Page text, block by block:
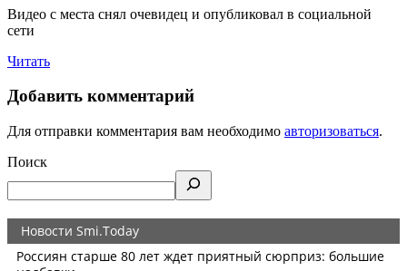
Видео с места снял очевидец и опубликовал в социальной
сети
Читать
Добавить комментарий
Для отправки комментария вам необходимо авторизоваться.
Поиск